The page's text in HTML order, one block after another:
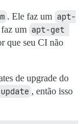
. Ele faz um apt-
um apt-get
que seu CI não
de upgrade do
, então isso